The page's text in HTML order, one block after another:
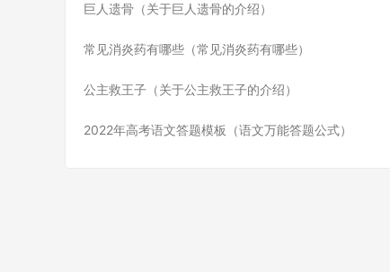
巨人遗骨（关于巨人遗骨的介绍）
常见消炎药有哪些（常见消炎药有哪些）
公主救王子（关于公主救王子的介绍）
2022年高考语文答题模板（语文万能答题公式）